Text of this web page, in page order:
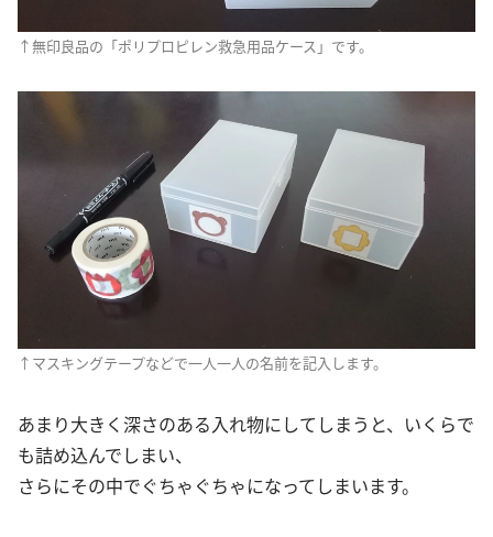
↑無印良品の「ポリプロピレン救急用品ケース」です。
↑マスキングテープなどで一人一人の名前を記入します。
あまり大きく深さのある入れ物にしてしまうと、いくらで
も詰め込んでしまい、
さらにその中でぐちゃぐちゃになってしまいます。